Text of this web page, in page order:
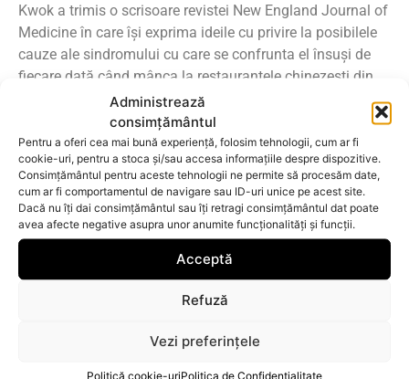
Administrează
consimțământul
Pentru a oferi cea mai bună experiență, folosim tehnologii, cum ar fi
cookie-uri, pentru a stoca și/sau accesa informațiile despre dispozitive.
Consimțământul pentru aceste tehnologii ne permite să procesăm date,
cum ar fi comportamentul de navigare sau ID-uri unice pe acest site.
Dacă nu îți dai consimțământul sau îți retragi consimțământul dat poate
avea afecte negative asupra unor anumite funcționalități și funcții.
Acceptă
Refuză
Vezi preferințele
Politică cookie-uriPolitica de Confidențialitate
Kwok a trimis o scrisoare revistei New England Journal of
Medicine în care își exprima ideile cu privire la posibilele
cauze ale sindromului cu care se confrunta el însuși de
fiecare dată când mânca la restaurantele chinezești din
Mai exact, el descria o senzație de amorțeală care
începea din ceafă și se răspândea apoi în brațe și spate,
precum și o stare generală de slăbiciune și palpitații.
Aceste simptome au fost denumite „sindromul
restaurantului chinezesc”.
Simptomele includ uneoridureri de cap
musculară, amorțeli, stare generală de slăbiciune și
. De asemenea, poate declanșa crize de